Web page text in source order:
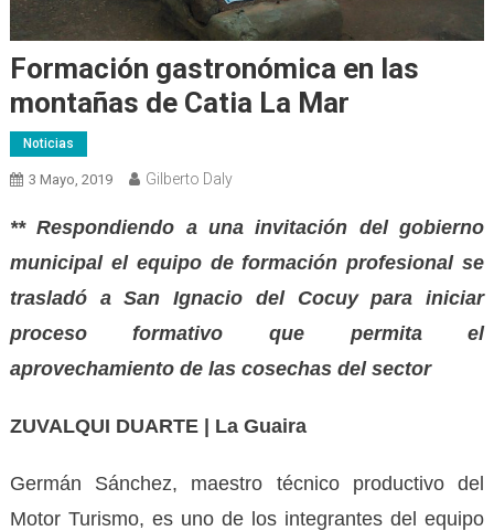
Formación gastronómica en las
montañas de Catia La Mar
Noticias
3 Mayo, 2019 Gilberto Daly
** Respondiendo a una invitación del gobierno
municipal el equipo de formación profesional se
trasladó a San Ignacio del Cocuy para iniciar
proceso formativo que permita el
aprovechamiento de las cosechas del sector
ZUVALQUI DUARTE | La Guaira
Germán Sánchez, maestro técnico productivo del
Motor Turismo, es uno de los integrantes del equipo